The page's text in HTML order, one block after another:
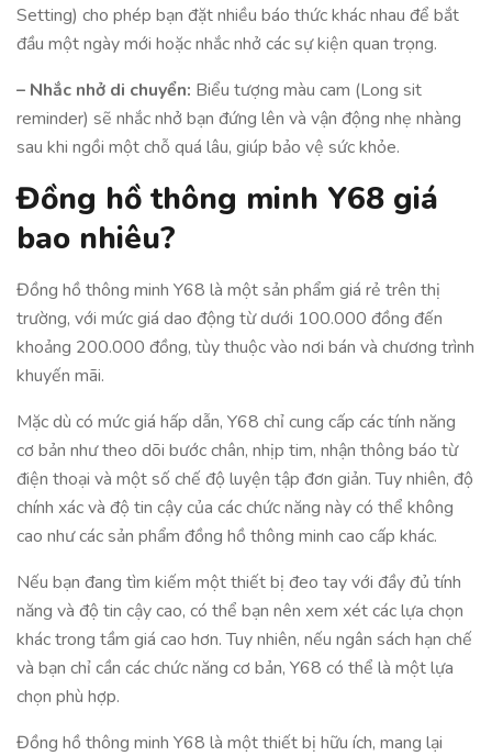
Setting) cho phép bạn đặt nhiều báo thức khác nhau để bắt
đầu một ngày mới hoặc nhắc nhở các sự kiện quan trọng.
– Nhắc nhở di chuyển: Biểu tượng màu cam (Long sit
reminder) sẽ nhắc nhở bạn đứng lên và vận động nhẹ nhàng
sau khi ngồi một chỗ quá lâu, giúp bảo vệ sức khỏe.
Đồng hồ thông minh Y68 giá
bao nhiêu?
Đồng hồ thông minh Y68 là một sản phẩm giá rẻ trên thị
trường, với mức giá dao động từ dưới 100.000 đồng đến
khoảng 200.000 đồng, tùy thuộc vào nơi bán và chương trình
khuyến mãi.
Mặc dù có mức giá hấp dẫn, Y68 chỉ cung cấp các tính năng
cơ bản như theo dõi bước chân, nhịp tim, nhận thông báo từ
điện thoại và một số chế độ luyện tập đơn giản. Tuy nhiên, độ
chính xác và độ tin cậy của các chức năng này có thể không
cao như các sản phẩm đồng hồ thông minh cao cấp khác.
Nếu bạn đang tìm kiếm một thiết bị đeo tay với đầy đủ tính
năng và độ tin cậy cao, có thể bạn nên xem xét các lựa chọn
khác trong tầm giá cao hơn. Tuy nhiên, nếu ngân sách hạn chế
và bạn chỉ cần các chức năng cơ bản, Y68 có thể là một lựa
chọn phù hợp.
Đồng hồ thông minh Y68 là một thiết bị hữu ích, mang lại